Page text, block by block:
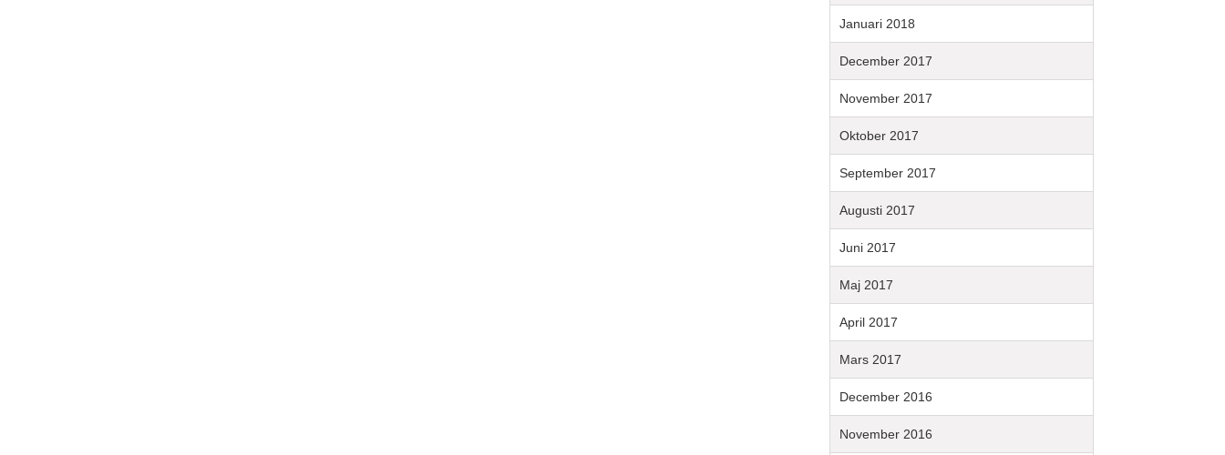
Januari 2018
December 2017
November 2017
Oktober 2017
September 2017
Augusti 2017
Juni 2017
Maj 2017
April 2017
Mars 2017
December 2016
November 2016